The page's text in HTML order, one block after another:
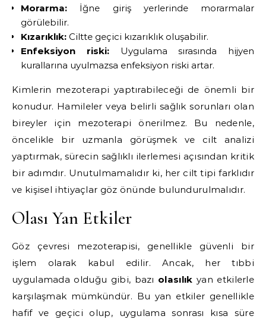
Morarma: İğne giriş yerlerinde morarmalar
görülebilir.
Kızarıklık: Ciltte geçici kızarıklık oluşabilir.
Enfeksiyon riski:Uygulama sırasında hijyen
kurallarına uyulmazsa enfeksiyon riski artar.
Kimlerin mezoterapi yaptırabileceği de önemli bir
konudur. Hamileler veya belirli sağlık sorunları olan
bireyler için mezoterapi önerilmez. Bu nedenle,
öncelikle bir uzmanla görüşmek ve cilt analizi
yaptırmak, sürecin sağlıklı ilerlemesi açısından kritik
bir adımdır. Unutulmamalıdır ki, her cilt tipi farklıdır
ve kişisel ihtiyaçlar göz önünde bulundurulmalıdır.
Olası Yan Etkiler
Göz çevresi mezoterapisi, genellikle güvenli bir
işlem olarak kabul edilir. Ancak, her tıbbi
uygulamada olduğu gibi, bazı olasılık yan etkilerle
karşılaşmak mümkündür. Bu yan etkiler genellikle
hafif ve geçici olup, uygulama sonrası kısa süre